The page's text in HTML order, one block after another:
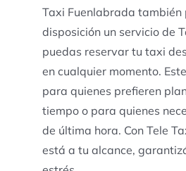
Taxi Fuenlabrada también
disposición un servicio de
puedas reservar tu taxi
en cualquier momento.
para quienes prefieren
tiempo o para quienes
de última hora. Con Tele
está a tu alcance,